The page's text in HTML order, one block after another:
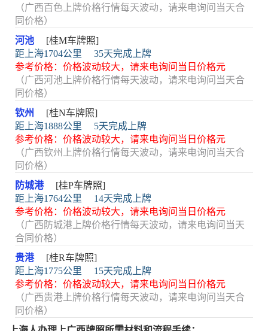
（广西百色上牌价格行情每天波动，请来电询问当天合
同价格）
河池
[桂M车牌照]
距上海1704公里
35天完成上牌
参考价格：价格波动较大，请来电询问当日价格元
（广西河池上牌价格行情每天波动，请来电询问当天合
同价格）
钦州
[桂N车牌照]
距上海1888公里
5天完成上牌
参考价格：价格波动较大，请来电询问当日价格元
（广西钦州上牌价格行情每天波动，请来电询问当天合
同价格）
防城港
[桂P车牌照]
距上海1764公里
14天完成上牌
参考价格：价格波动较大，请来电询问当日价格元
（广西防城港上牌价格行情每天波动，请来电询问当天
合同价格）
贵港
[桂R车牌照]
距上海1775公里
15天完成上牌
参考价格：价格波动较大，请来电询问当日价格元
（广西贵港上牌价格行情每天波动，请来电询问当天合
同价格）